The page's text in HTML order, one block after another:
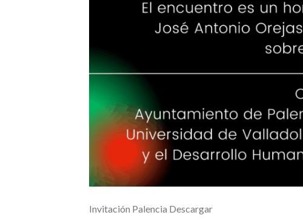
Invitación Palencia Descargar